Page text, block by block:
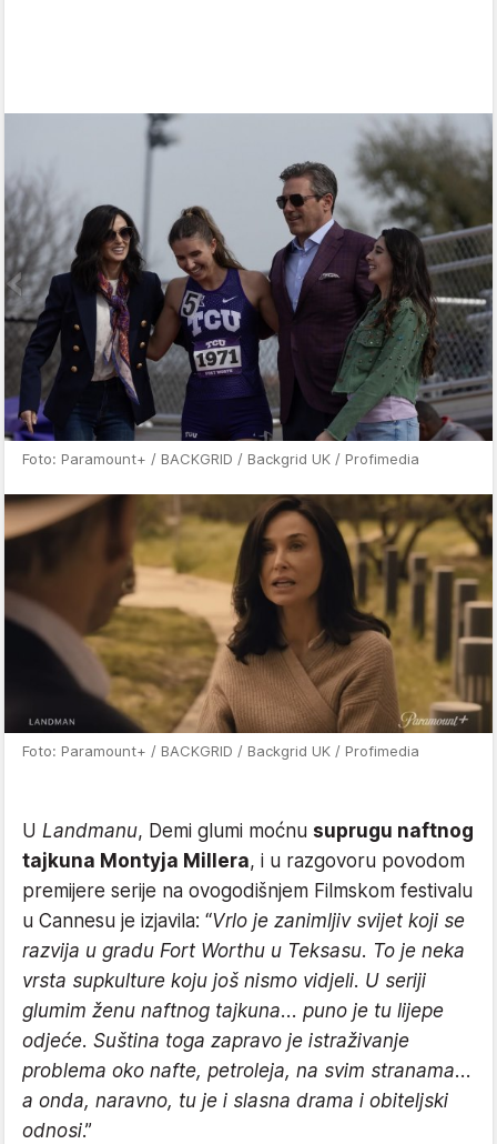
Foto: Paramount+ / BACKGRID / Backgrid UK / Profimedia
Foto: Paramount+ / BACKGRID / Backgrid UK / Profimedia
U Landmanu, Demi glumi moćnu suprugu naftnog
tajkuna Montyja Millera, i u razgovoru povodom
premijere serije na ovogodišnjem Filmskom festivalu
u Cannesu je izjavila: “Vrlo je zanimljiv svijet koji se
razvija u gradu Fort Worthu u Teksasu. To je neka
vrsta supkulture koju još nismo vidjeli. U seriji
glumim ženu naftnog tajkuna... puno je tu lijepe
odjeće. Suština toga zapravo je istraživanje
problema oko nafte, petroleja, na svim stranama...
a onda, naravno, tu je i slasna drama i obiteljski
odnosi.”